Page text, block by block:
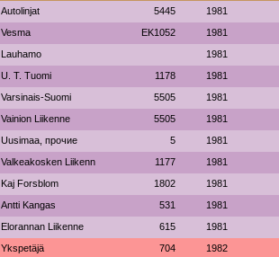
Autolinjat 5445 1981
Vesma EK1052 1981
Lauhamo 1981
U. T. Tuomi 1178 1981
Varsinais-Suomi 5505 1981
Vainion Liikenne 5505 1981
Uusimaa, прочие 5 1981
Valkeakosken Liikenn 1177 1981
Kaj Forsblom 1802 1981
Antti Kangas 531 1981
Elorannan Liikenne 615 1981
Ykspetäjä 704 1982